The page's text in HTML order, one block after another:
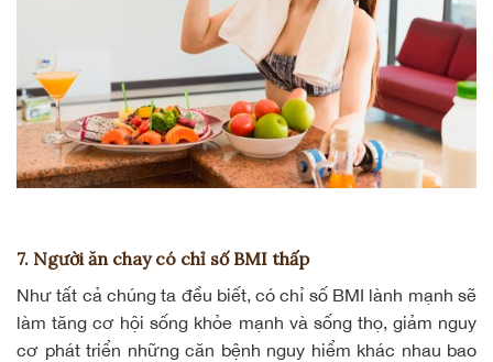
7. Người ăn chay có chỉ số BMI thấp
Như tất cả chúng ta đều biết, có chỉ số BMI lành mạnh sẽ
làm tăng cơ hội sống khỏe mạnh và sống thọ, giảm nguy
cơ phát triển những căn bệnh nguy hiểm khác nhau bao